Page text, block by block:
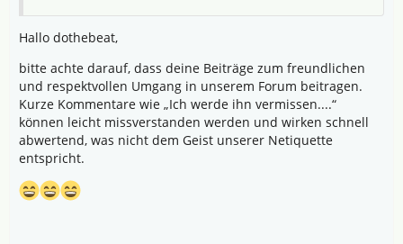
Hallo dothebeat,
bitte achte darauf, dass deine Beiträge zum freundlichen
und respektvollen Umgang in unserem Forum beitragen.
Kurze Kommentare wie „Ich werde ihn vermissen....“
können leicht missverstanden werden und wirken schnell
abwertend, was nicht dem Geist unserer Netiquette
entspricht.